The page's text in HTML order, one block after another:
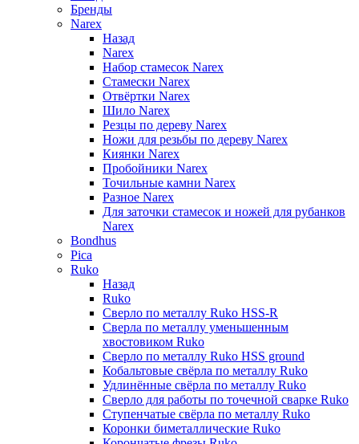
Бренды
Narex
Назад
Narex
Набор стамесок Narex
Стамески Narex
Отвёртки Narex
Шило Narex
Резцы по дереву Narex
Ножи для резьбы по дереву Narex
Киянки Narex
Пробойники Narex
Точильные камни Narex
Разное Narex
Для заточки стамесок и ножей для рубанков
Narex
Bondhus
Pica
Ruko
Назад
Ruko
Сверло по металлу Ruko HSS-R
Сверла по металлу уменьшенным
хвостовиком Ruko
Сверло по металлу Ruko HSS ground
Кобальтовые свёрла по металлу Ruko
Удлинённые свёрла по металлу Ruko
Сверло для работы по точечной сварке Ruko
Ступенчатые свёрла по металлу Ruko
Коронки биметаллические Ruko